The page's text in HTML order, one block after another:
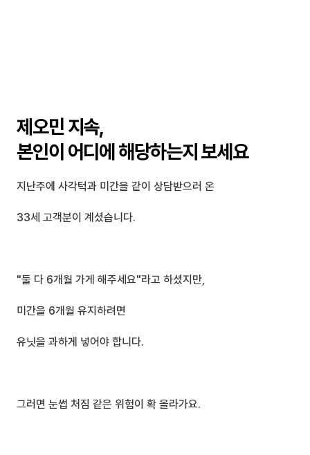
제오민 지속,
본인이 어디에 해당하는지 보세요
지난주에 사각턱과 미간을 같이 상담받으러 온
33세 고객분이 계셨습니다.
"둘 다 6개월 가게 해주세요"라고 하셨지만,
미간을 6개월 유지하려면
유닛을 과하게 넣어야 합니다.
그러면 눈썹 처짐 같은 위험이 확 올라가요.